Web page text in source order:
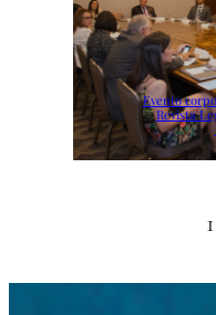
Evento
Revista
1